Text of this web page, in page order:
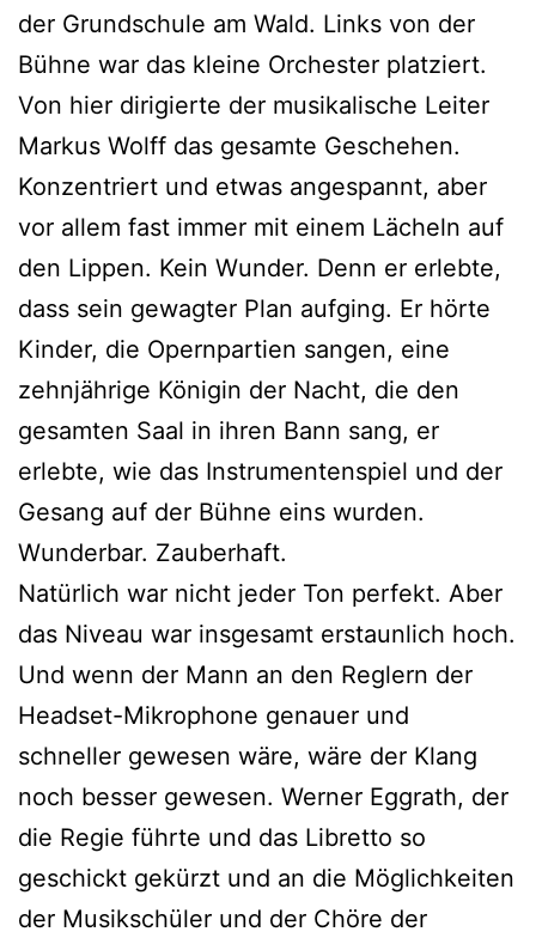
der Grundschule am Wald. Links von der
Bühne war das kleine Orchester platziert.
Von hier dirigierte der musikalische Leiter
Markus Wolff das gesamte Geschehen.
Konzentriert und etwas angespannt, aber
vor allem fast immer mit einem Lächeln auf
den Lippen. Kein Wunder. Denn er erlebte,
dass sein gewagter Plan aufging. Er hörte
Kinder, die Opernpartien sangen, eine
zehnjährige Königin der Nacht, die den
gesamten Saal in ihren Bann sang, er
erlebte, wie das Instrumentenspiel und der
Gesang auf der Bühne eins wurden.
Wunderbar. Zauberhaft.
Natürlich war nicht jeder Ton perfekt. Aber
das Niveau war insgesamt erstaunlich hoch.
Und wenn der Mann an den Reglern der
Headset-Mikrophone genauer und
schneller gewesen wäre, wäre der Klang
noch besser gewesen. Werner Eggrath, der
die Regie führte und das Libretto so
geschickt gekürzt und an die Möglichkeiten
der Musikschüler und der Chöre der